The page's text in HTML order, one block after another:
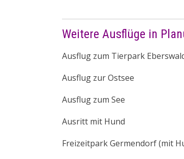
Weitere Ausflüge in
Ausflug zum Tierpark
Ausflug zur Ostsee
Ausflug zum See
Ausritt mit Hund
Freizeitpark Germendorf (mit